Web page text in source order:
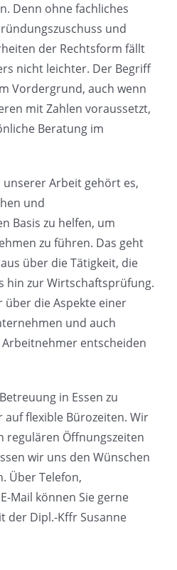
Denn ohne fachliches
und
der Rechtsform fällt
nicht leichter. Der Begriff
Vordergrund, auch wenn
mit Zahlen voraussetzt,
Beratung im
Arbeit gehört es,
und
Basis zu helfen, um
zu führen. Das geht
über die Tätigkeit, die
hin zur Wirtschaftsprüfung.
die Aspekte einer
und auch
Arbeitnehmer entscheiden
in Essen zu
auf flexible Bürozeiten. Wir
regulären Öffnungszeiten
wir uns den Wünschen
Über Telefon,
Mail können Sie gerne
der Dipl.-Kffr Susanne